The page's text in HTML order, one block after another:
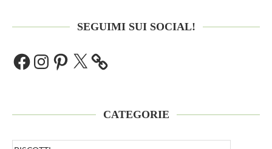
SEGUIMI SUI SOCIAL!
CATEGORIE